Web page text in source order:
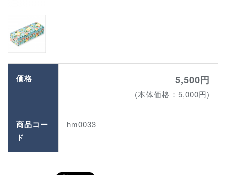
価格 5,500円
(本体価格：5,000円)
商品コー
ド
hm0033